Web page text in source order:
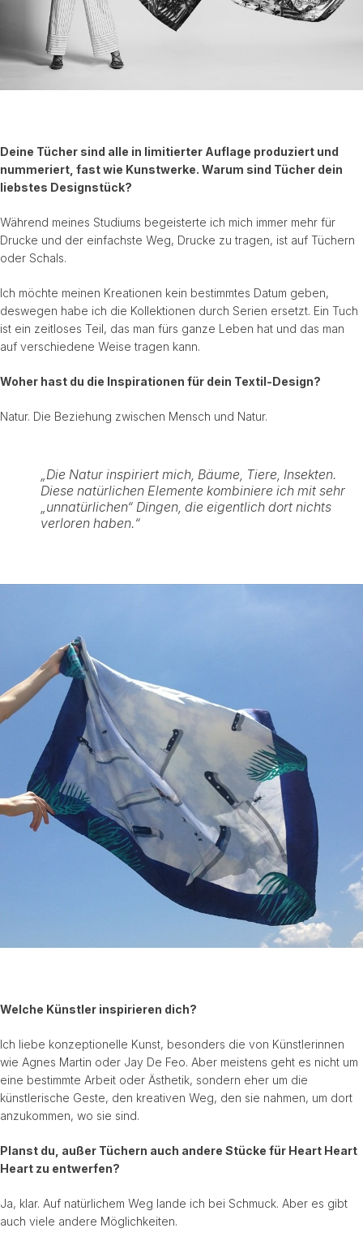
Deine Tücher sind alle in limitierter Auflage produziert und
nummeriert, fast wie Kunstwerke. Warum sind Tücher dein
liebstes Designstück?
Während meines Studiums begeisterte ich mich immer mehr für
Drucke und der einfachste Weg, Drucke zu tragen, ist auf Tüchern
oder Schals.
Ich möchte meinen Kreationen kein bestimmtes Datum geben,
deswegen habe ich die Kollektionen durch Serien ersetzt. Ein Tuch
ist ein zeitloses Teil, das man fürs ganze Leben hat und das man
auf verschiedene Weise tragen kann.
Woher hast du die Inspirationen für dein Textil-Design?
Natur. Die Beziehung zwischen Mensch und Natur.
„Die Natur inspiriert mich, Bäume, Tiere, Insekten.
Diese natürlichen Elemente kombiniere ich mit sehr
„unnatürlichen“ Dingen, die eigentlich dort nichts
verloren haben.“
Welche Künstler inspirieren dich?
Ich liebe konzeptionelle Kunst, besonders die von Künstlerinnen
wie Agnes Martin oder Jay De Feo. Aber meistens geht es nicht um
eine bestimmte Arbeit oder Ästhetik, sondern eher um die
künstlerische Geste, den kreativen Weg, den sie nahmen, um dort
anzukommen, wo sie sind.
Planst du, außer Tüchern auch andere Stücke für Heart Heart
Heart zu entwerfen?
Ja, klar. Auf natürlichem Weg lande ich bei Schmuck. Aber es gibt
auch viele andere Möglichkeiten.